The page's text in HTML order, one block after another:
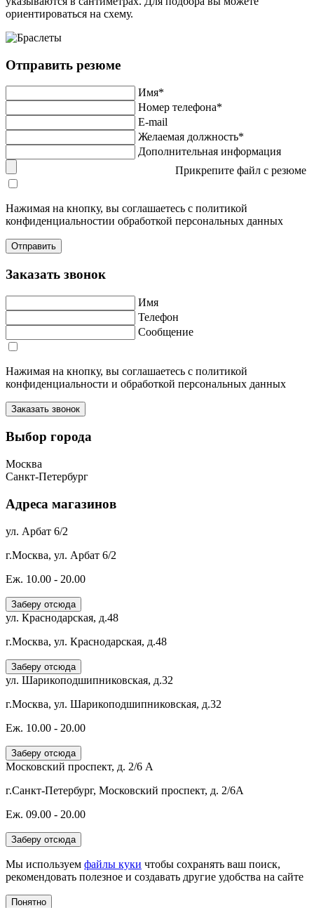
ориентироваться на схему.
Отправить резюме
Имя*
Номер телефона*
E-mail
Желаемая должность*
Дополнительная информация
Прикрепите файл с резюме
Нажимая на кнопку, вы соглашаетесь с политикой
конфиденциальностии обработкой персональных данных
Заказать звонок
Имя
Телефон
Сообщение
Нажимая на кнопку, вы соглашаетесь с политикой
конфиденциальности и обработкой персональных данных
Выбор города
Москва
Санкт-Петербург
Адреса магазинов
ул. Арбат 6/2
г.Москва, ул. Арбат 6/2
Еж. 10.00 - 20.00
Заберу отсюда
ул. Краснодарская, д.48
г.Москва, ул. Краснодарская, д.48
Заберу отсюда
ул. Шарикоподшипниковская, д.32
г.Москва, ул. Шарикоподшипниковская, д.32
Еж. 10.00 - 20.00
Заберу отсюда
Московский проспект, д. 2/6 А
г.Санкт-Петербург, Московский проспект, д. 2/6А
Еж. 09.00 - 20.00
Заберу отсюда
Мы используем файлы куки чтобы сохранять ваш поиск,
рекомендовать полезное и создавать другие удобства на сайте
Понятно